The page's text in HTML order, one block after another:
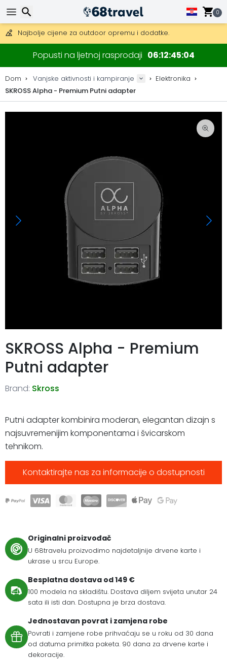
0
Mogućnost slanja DHL Expressom (dostava unutar 24 sata)
30 dana za povrat, 90 dana za drvene karte i dekoracije.
Najbolje cijene za outdoor opremu i dodatke.
Popusti na ljetnoj rasprodaji 06124504
Dom Vanjske aktivnosti i kampiranje
Elektronika
SKROSS Alpha - Premium Putni adapter
SKROSS Alpha - Premium
Putni adapter
Brand: Skross
Putni adapter kombinira moderan, elegantan dizajn s
najsuvremenijim komponentama i švicarskom
tehnikom.
Kontaktirajte nas za informacije o dostupnosti
Originalni proizvođač
U 68travelu proizvodimo najdetaljnije drvene karte i
ukrase u srcu Europe.
Besplatna dostava od 149 €
100 modela na skladištu. Dostava diljem svijeta unutar 24
sata ili isti dan. Dostupna je brza dostava.
Jednostavan povrat i zamjena robe
Povrati i zamjene robe prihvaćaju se u roku od 30 dana
od datuma primitka paketa. 90 dana za drvene karte i
dekoracije.
Traži
Traži